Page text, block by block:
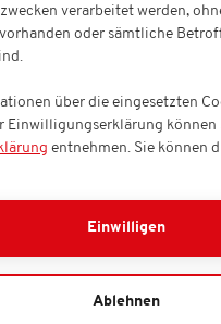
verarbeitet werden,
oder sämtliche
über die eingesetzten
Einwilligungserklärung können
entnehmen. Sie können
Einwilligen
Ablehnen